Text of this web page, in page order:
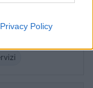
Privacy Policy
generale